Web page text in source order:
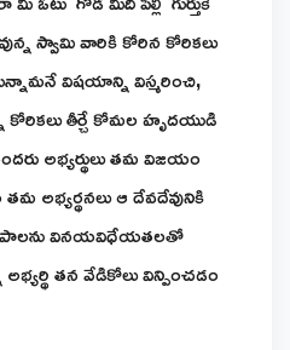
స్వామి వారికి కోరిన కోరికలు
విషయాన్ని విస్మరించి,
కోరికలు తీర్చే కోమల హృదయుడి
అభ్యర్థులు తమ విజయం
అభ్యర్థనలు ఆ దేవదేవునికి
వినయవిధేయతలతో
తన వేడికోలు విన్పించడం